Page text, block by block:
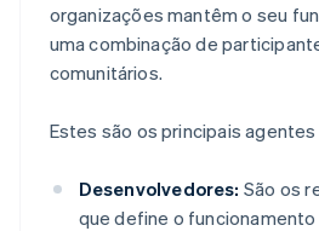
organizações mantêm o seu
uma combinação de
comunitários.
Estes são os principais
Desenvolvedores: São os
que define o